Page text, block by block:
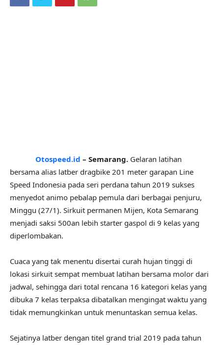
Otospeed.id – Semarang. Gelaran latihan
bersama alias latber dragbike 201 meter garapan Line
Speed Indonesia pada seri perdana tahun 2019 sukses
menyedot animo pebalap pemula dari berbagai penjuru,
Minggu (27/1). Sirkuit permanen Mijen, Kota Semarang
menjadi saksi 500an lebih starter gaspol di 9 kelas yang
diperlombakan.
Cuaca yang tak menentu disertai curah hujan tinggi di
lokasi sirkuit sempat membuat latihan bersama molor dari
jadwal, sehingga dari total rencana 16 kategori kelas yang
dibuka 7 kelas terpaksa dibatalkan mengingat waktu yang
tidak memungkinkan untuk menuntaskan semua kelas.
Sejatinya latber dengan titel grand trial 2019 pada tahun